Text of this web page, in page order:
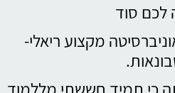
לכם סוד
מקצוע ריאלי-